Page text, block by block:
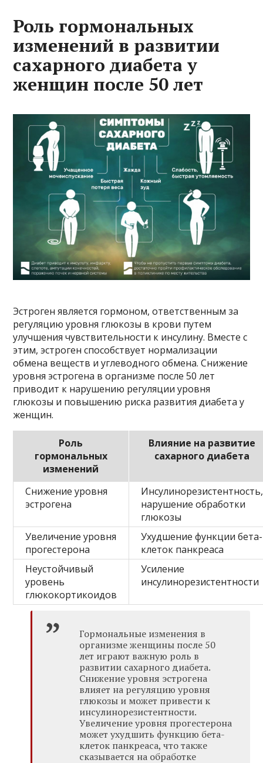
Роль гормональных
изменений в развитии
сахарного диабета у
женщин после 50 лет
Эстроген является гормоном, ответственным за
регуляцию уровня глюкозы в крови путем
улучшения чувствительности к инсулину. Вместе с
этим, эстроген способствует нормализации
обмена веществ и углеводного обмена. Снижение
уровня эстрогена в организме после 50 лет
приводит к нарушению регуляции уровня
глюкозы и повышению риска развития диабета у
женщин.
Роль
гормональных
изменений
Влияние на развитие
сахарного диабета
Снижение уровня
эстрогена
Инсулинорезистентность,
нарушение обработки
глюкозы
Увеличение уровня
прогестерона
Ухудшение функции бета-
клеток панкреаса
Неустойчивый
уровень
глюкокортикоидов
Усиление
инсулинорезистентности
Гормональные изменения в
организме женщины после 50
лет играют важную роль в
развитии сахарного диабета.
Снижение уровня эстрогена
влияет на регуляцию уровня
глюкозы и может привести к
инсулинорезистентности.
Увеличение уровня прогестерона
может ухудшить функцию бета-
клеток панкреаса, что также
сказывается на обработке